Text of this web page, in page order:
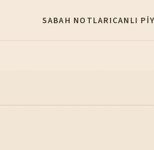
SABAH NOTLARICANLI